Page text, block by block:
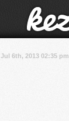
Jul 6th, 2013 02:35 pm